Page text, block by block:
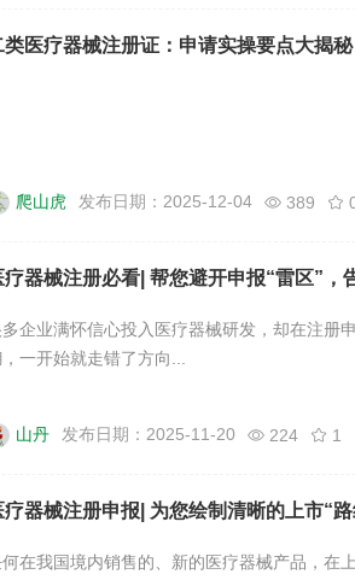
类医疗器械注册证：申请实操要点大揭秘
爬山虎 发布日期：2025-12-04 389
疗器械注册必看| 帮您避开申报“雷区”，
企业满怀信心投入医疗器械研发，却在注册
一开始就走错了方向...
山丹 发布日期：2025-11-20 224 1
疗器械注册申报| 为您绘制清晰的上市“路
在我国境内销售的、新的医疗器械产品，在